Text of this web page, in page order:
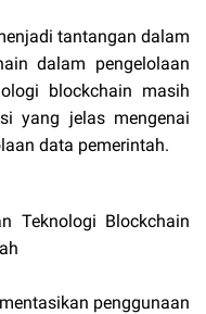
tantangan dalam
dalam pengelolaan
blockchain masih
yang jelas mengenai
data pemerintah.
Teknologi Blockchain
penggunaan